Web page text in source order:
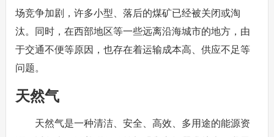
场竞争加剧，许多小型、落后的煤矿已经被关闭或淘
汰。同时，在西部地区等一些远离沿海城市的地方，由
于交通不便等原因，也存在着运输成本高、供应不足等
问题。
天然气
天然气是一种清洁、安全、高效、多用途的能源资